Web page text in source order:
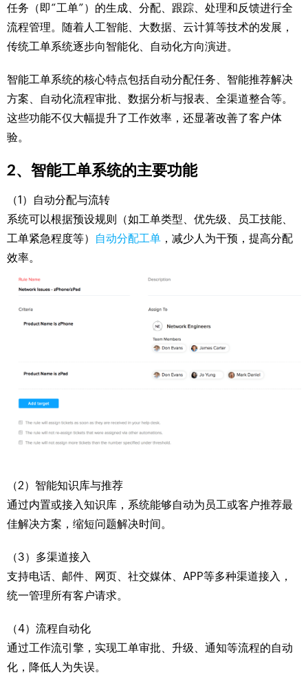
任务（即“工单”）的生成、分配、跟踪、处理和反馈进行全
流程管理。随着人工智能、大数据、云计算等技术的发展，
传统工单系统逐步向智能化、自动化方向演进。
智能工单系统的核心特点包括自动分配任务、智能推荐解决
方案、自动化流程审批、数据分析与报表、全渠道整合等。
这些功能不仅大幅提升了工作效率，还显著改善了客户体
验。
2、智能工单系统的主要功能
（1）自动分配与流转
系统可以根据预设规则（如工单类型、优先级、员工技能、
工单紧急程度等）
自动分配工单 ，减少人为干预，提高分配
效率。
（2）智能知识库与推荐
通过内置或接入知识库，系统能够自动为员工或客户推荐最
佳解决方案，缩短问题解决时间。
（3）多渠道接入
支持电话、邮件、网页、社交媒体、APP等多种渠道接入，
统一管理所有客户请求。
（4）流程自动化
通过工作流引擎，实现工单审批、升级、通知等流程的自动
化，降低人为失误。